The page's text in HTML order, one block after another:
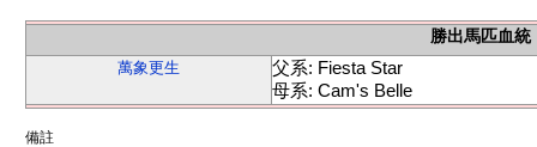
勝出馬匹血統
萬象更生
父系: Fiesta Star
母系: Cam's Belle
備註